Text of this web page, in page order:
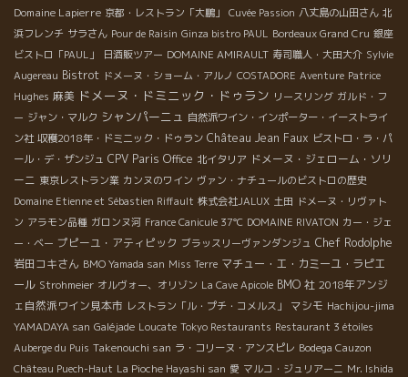
Domaine Lapierre 京都・レストラン「大鵬」 Cuvée Passion 八丈島の山田さん 北
浜フレンチ サラさん Pour de Raisin Ginza bistro PAUL Bordeaux Grand Cru 銀座
ビストロ「PAUL」
日酒販ツアー DOMAINE AMIRAULT 寿司職人・大田大介 Sylvie
Augereau Bistrot ドメーヌ・ショーム・アルノ COSTADORE Aventure Patrice
Hughes 麻美 ドメーヌ・ドミニック・ドゥラン リースリング ガルド・フ
ー ジャン・マルク シャンパーニュ 自然派ワイン・インポーター・イーストライ
ン社 収穫2018年・ドミニック・ドゥラン Château Jean Faux ビストロ・ラ・パ
ール・デ・ザンジュ CPV Paris Office 北イタリア ドメーヌ・ジェローム・ソリ
ーニ 東京レストラン業 カンヌのワイン ヴァン・ナチュールのビストロの歴史
Domaine Etienne et Sébastien Riffault 株式会社JALUX 土田 ドメーヌ・リヴァト
ン アラモン品種 ガロンヌ河 France Canicule 37℃ DOMAINE RIVATON カー・ジェ
ー・ベー プピーユ・アティピック ブラッスリーヴァンダンジュ Chef Rodolphe
岩田コキさん BMO Yamada san Miss Terre マチュー・エ・カミーユ・ラピエ
ール Strohmeier オルヴォー、オリゾン La Cave Apicole BMO 社 2018年アンジ
ェ自然派ワイン見本市 レストラン「ル・プチ・コメルス」 マシモ Hachijou-jima
YAMADAYA san Galéjade Loucate Tokyo Restaurants Restaurant 3 étoiles
Auberge du Puis Takenouchi san ラ・コリーヌ・アンスピレ Bodega Cauzon
Château Puech-Haut La Pioche Hayashi san 愛 マルコ・ジュリアーニ Mr. Ishida